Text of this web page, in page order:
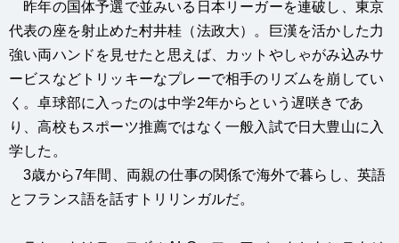
昨年の国体予選で並みいる日本リーガーを連破し、東京
代表の座を射止めた村井桂（法政大）。巨漢を活かした力
強い両ハンドを見せたと思えば、カットやしゃがみ込みサ
ービスなどトリッキーなプレーで相手のリズムを崩してい
く。卓球部に入ったのは中学2年からという遅咲きであ
り、高校もスポーツ推薦ではなく一般入試で日大豊山に入
学した。
3歳から7年間、両親の仕事の関係で海外で暮らし、英語
とフランス語を話すトリリンガルだ。